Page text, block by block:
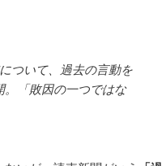
ついて、過去の言動を
「敗因の一つではな